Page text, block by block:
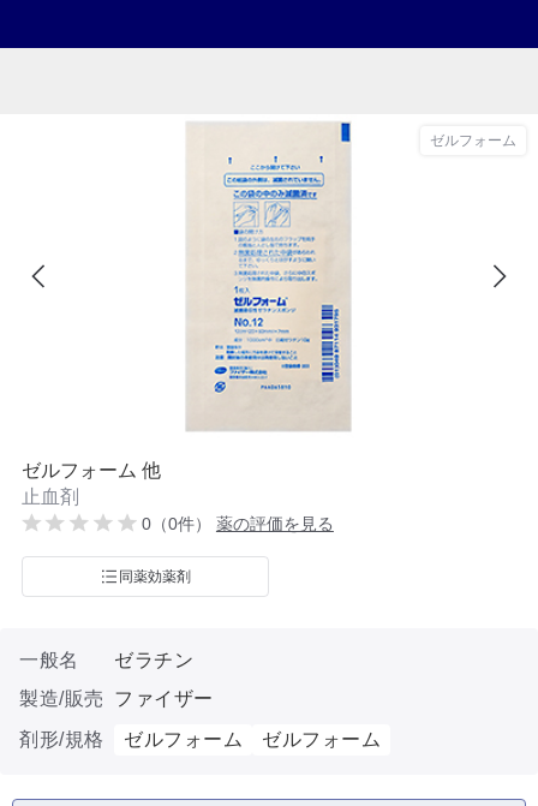
ゼルフォーム
ゼルフォーム 他
止血剤
0（0件） 薬の評価を見る
同薬効薬剤
一般名
ゼラチン
製造/販売
ファイザー
剤形/規格
ゼルフォーム ゼルフォーム